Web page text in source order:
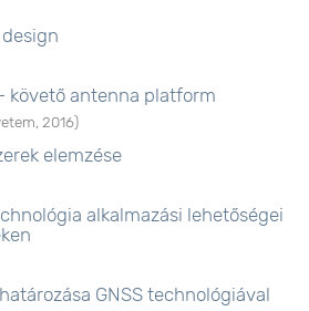
követő antenna platform
2016)
elemzése
alkalmazási lehetőségei
GNSS technológiával